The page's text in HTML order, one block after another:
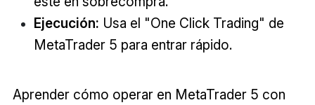
Ejecución: Usa el "One Click Trading" de
MetaTrader 5 para entrar rápido.
Aprender cómo operar en MetaTrader 5 con